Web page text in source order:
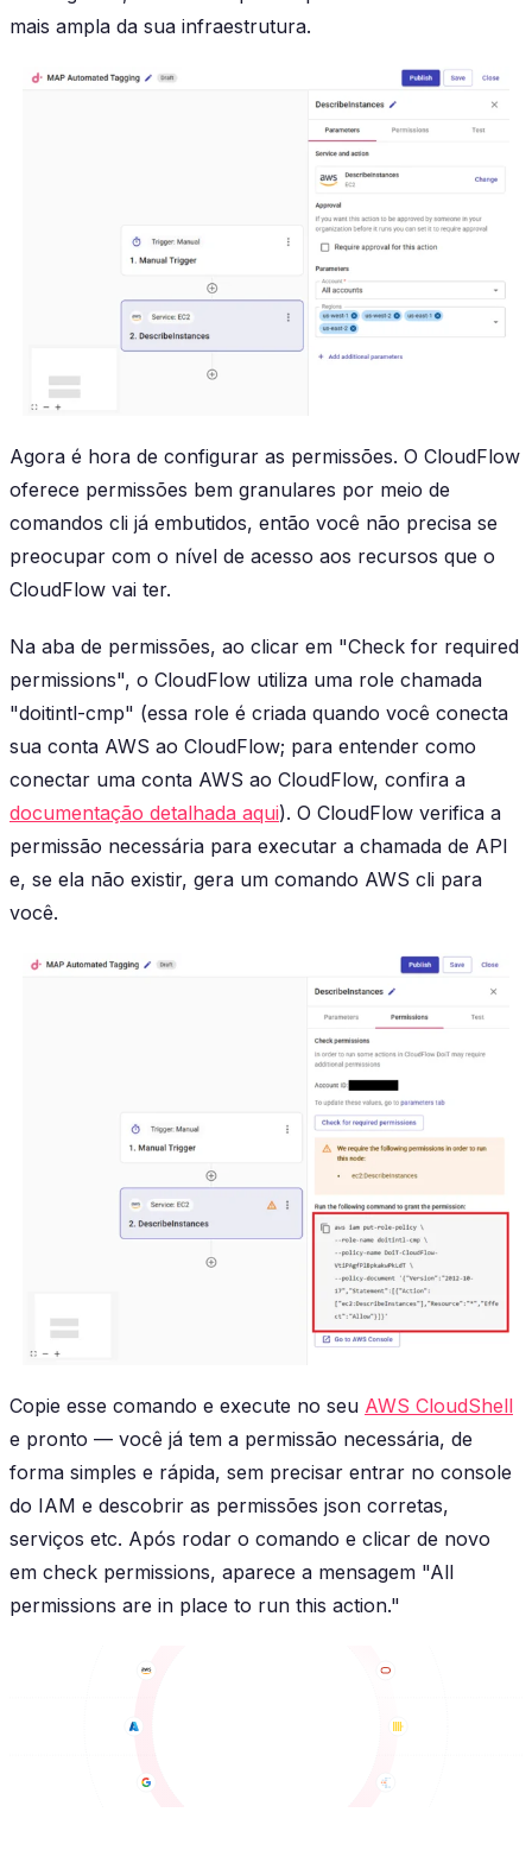
mais ampla da sua infraestrutura.
Agora é hora de configurar as permissões. O CloudFlow
oferece permissões bem granulares por meio de
comandos cli já embutidos, então você não precisa se
preocupar com o nível de acesso aos recursos que o
CloudFlow vai ter.
Na aba de permissões, ao clicar em "Check for required
permissions", o CloudFlow utiliza uma role chamada
"doitintl-cmp" (essa role é criada quando você conecta
sua conta AWS ao CloudFlow; para entender como
conectar uma conta AWS ao CloudFlow, confira a
documentação detalhada aqui). O CloudFlow verifica a
permissão necessária para executar a chamada de API
e, se ela não existir, gera um comando AWS cli para
você.
Copie esse comando e execute no seu AWS CloudShell
e pronto — você já tem a permissão necessária, de
forma simples e rápida, sem precisar entrar no console
do IAM e descobrir as permissões json corretas,
serviços etc. Após rodar o comando e clicar de novo
em check permissions, aparece a mensagem "All
permissions are in place to run this action."